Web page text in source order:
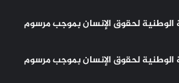
الوطنية لحقوق الإنسان بموجب مرسوم
الوطنية لحقوق الإنسان بموجب مرسوم